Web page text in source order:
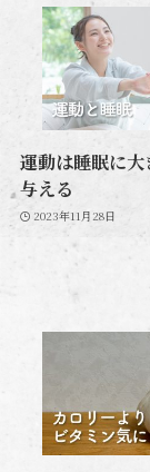
運動は睡眠に
与える
2023年11月28日